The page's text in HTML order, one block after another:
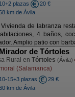
10+2 plazas
20 €
km de Ávila
Vivienda de labranza
4 baños,
Amplio patio con
de Tórtoles
Rural en Tórtoles (Ávila)
(Salamanca)
10-15+3 plazas
29 €
km de Ávila